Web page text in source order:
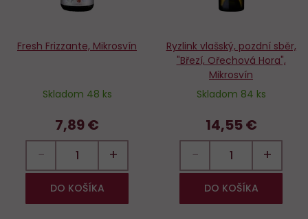
Fresh Frizzante, Mikrosvín
Skladom 48 ks
7,89 €
− +
DO KOŠÍKA
Ryzlink vlašský, pozdní sběr,
"Březí, Ořechová Hora",
Mikrosvín
Skladom 84 ks
14,55 €
− +
DO KOŠÍKA